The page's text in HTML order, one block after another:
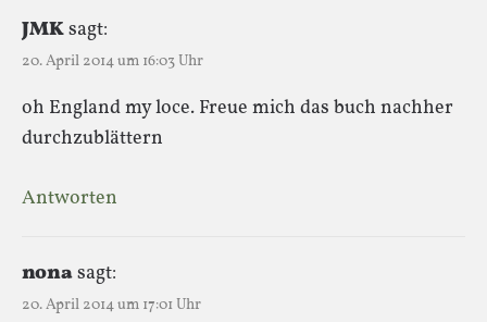
JMKsagt:
20. April 2014 um 16:03 Uhr
oh England my loce. Freue mich das buch nachher
durchzublättern
Antworten
nonasagt:
20. April 2014 um 17:01 Uhr